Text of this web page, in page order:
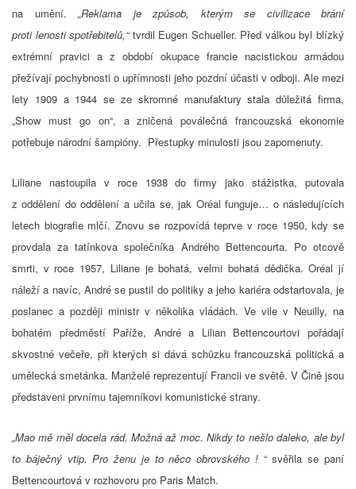
na umění. „Reklama je způsob, kterým se civilizace brání
proti lenosti spotřebitelů,“tvrdil Eugen Schueller. Před válkou byl blízký
extrémní pravici a z období okupace francie nacistickou armádou
přežívají pochybnosti o upřímnosti jeho pozdní účasti v odboji. Ale mezi
lety 1909 a 1944 se ze skromné manufaktury stala důležitá firma,
„Show must go on“, a zničená poválečná francouzská ekonomie
potřebuje národní šampióny. Přestupky minulosti jsou zapomenuty.
Liliane nastoupila v roce 1938 do firmy jako stážistka, putovala
z oddělení do oddělení a učila se, jak Oréal funguje… o následujících
letech biografie mlčí. Znovu se rozpovídá teprve v roce 1950, kdy se
provdala za tatínkova společníka Andrého Bettencourta. Po otcově
smrti, v roce 1957, Liliane je bohatá, velmi bohatá dědička. Oréal jí
náleží a navíc, André se pustil do politiky a jeho kariéra odstartovala, je
poslanec a později ministr v několika vládách. Ve vile v Neuilly, na
bohatém předměstí Paříže, André a Lilian Bettencourtovi pořádají
skvostné večeře, při kterých si dává schůzku francouzská politická a
umělecká smetánka. Manželé reprezentují Francii ve světě. V Čině jsou
představeni prvnímu tajemníkovi komunistické strany.
„Mao mě měl docela rád. Možná až moc. Nikdy to nešlo daleko, ale byl
to báječný vtip.Pro ženu je to něco obrovského ! “ svěřila se paní
Bettencourtová v rozhovoru pro Paris Match.